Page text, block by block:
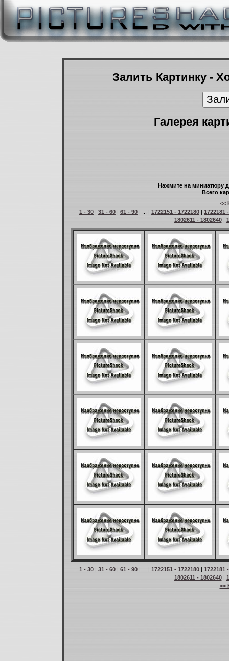
Залить Картинку -
Галерея
Нажмите на миниатюру
Всего
<<
1 - 30 | 31 - 60 | 61 - 90 | ... | 1722151 - 1722180 | 1722181
1802611 - 1802640|
1 - 30 | 31 - 60 | 61 - 90 | ... | 1722151 - 1722180 | 1722181
1802611 - 1802640|
<<